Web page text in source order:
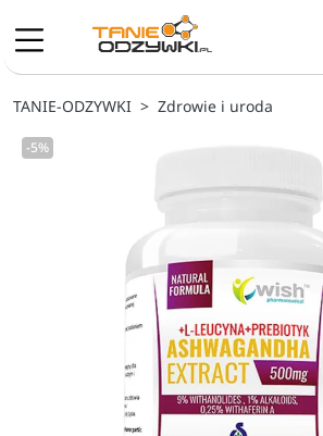
TANIE-ODZYWKI Zdrowie i uroda
-5%